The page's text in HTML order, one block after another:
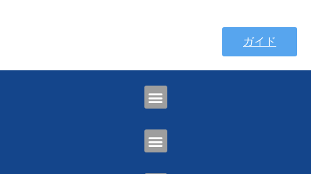
ガイド